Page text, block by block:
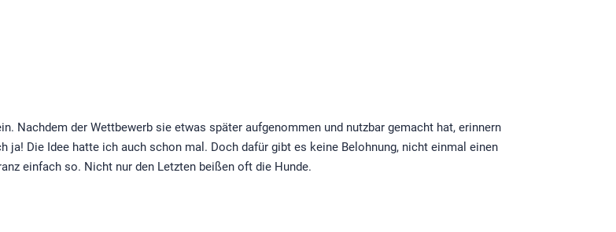
Nachdem der Wettbewerb sie etwas später aufgenommen und nutzbar gemacht hat, erinnern
ja! Die Idee hatte ich auch schon mal. Doch dafür gibt es keine Belohnung, nicht einmal einen
einfach so. Nicht nur den Letzten beißen oft die Hunde.